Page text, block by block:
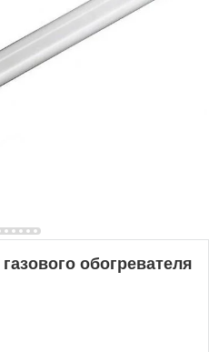
обогревателя